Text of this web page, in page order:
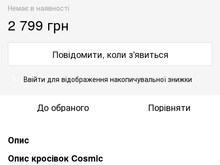
Немає в наявності
2 799 грн
Повідомити, коли з'явиться
Ввійти для відображення накопичувальної знижки
До обраного Порівняти
Опис
Опис кросівок Cosmic